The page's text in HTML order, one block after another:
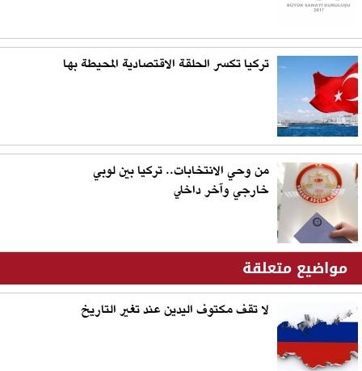
تركيا تكسر الحلقة الاقتصادية المحيطة بها
من وحي الانتخابات.. تركيا بين لوبي
خارجي وآخر داخلي
مواضيع متعلقة
لا تقف مكتوف اليدين عند تغير التاريخ